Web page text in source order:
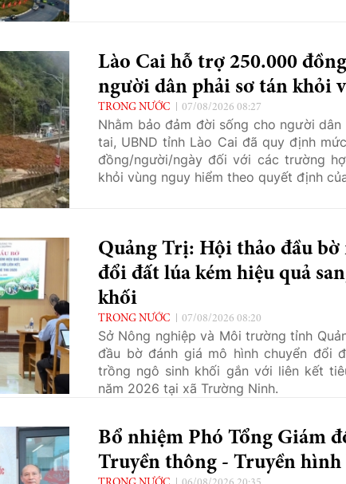
Lào Cai hỗ trợ 250.000
người dân phải sơ tán khỏi
TRONG NƯỚC 07/08/2026 08:27
Nhằm bảo đảm đời sống cho người
tai, UBND tỉnh Lào Cai đã quy định
đồng/người/ngày đối với các trường
khỏi vùng nguy hiểm theo quyết định
Quảng Trị: Hội thảo đầu bờ
đổi đất lúa kém hiệu quả
khối
TRONG NƯỚC 07/08/2026 08:20
Sở Nông nghiệp và Môi trường tỉnh
đầu bờ đánh giá mô hình chuyển đổi
trồng ngô sinh khối gắn với liên kết
năm 2026 tại xã Trường Ninh.
Bổ nhiệm Phó Tổng Giám
Truyền thông - Truyền